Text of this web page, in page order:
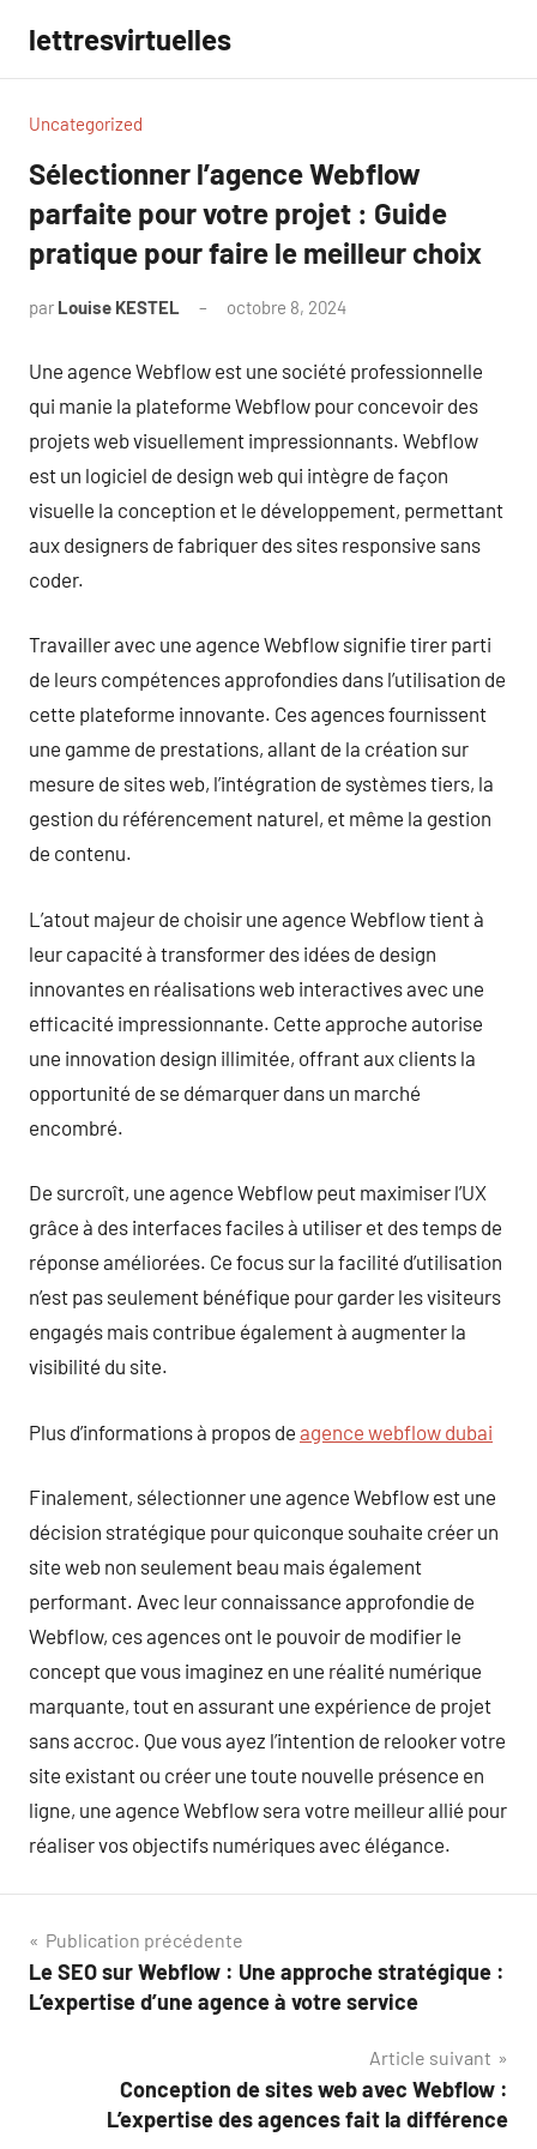
contenu
lettresvirtuelles
Uncategorized
Sélectionner l’agence Webflow
parfaite pour votre projet : Guide
pratique pour faire le meilleur choix
par Louise KESTEL octobre 8, 2024
Une agence Webflow est une société professionnelle
qui manie la plateforme Webflow pour concevoir des
projets web visuellement impressionnants. Webflow
est un logiciel de design web qui intègre de façon
visuelle la conception et le développement, permettant
aux designers de fabriquer des sites responsive sans
coder.
Travailler avec une agence Webflow signifie tirer parti
de leurs compétences approfondies dans l’utilisation de
cette plateforme innovante. Ces agences fournissent
une gamme de prestations, allant de la création sur
mesure de sites web, l’intégration de systèmes tiers, la
gestion du référencement naturel, et même la gestion
de contenu.
L’atout majeur de choisir une agence Webflow tient à
leur capacité à transformer des idées de design
innovantes en réalisations web interactives avec une
efficacité impressionnante. Cette approche autorise
une innovation design illimitée, offrant aux clients la
opportunité de se démarquer dans un marché
encombré.
De surcroît, une agence Webflow peut maximiser l’UX
grâce à des interfaces faciles à utiliser et des temps de
réponse améliorées. Ce focus sur la facilité d’utilisation
n’est pas seulement bénéfique pour garder les visiteurs
engagés mais contribue également à augmenter la
visibilité du site.
Plus d’informations à propos de agence webflow dubai
Finalement, sélectionner une agence Webflow est une
décision stratégique pour quiconque souhaite créer un
site web non seulement beau mais également
performant. Avec leur connaissance approfondie de
Webflow, ces agences ont le pouvoir de modifier le
concept que vous imaginez en une réalité numérique
marquante, tout en assurant une expérience de projet
sans accroc. Que vous ayez l’intention de relooker votre
site existant ou créer une toute nouvelle présence en
ligne, une agence Webflow sera votre meilleur allié pour
réaliser vos objectifs numériques avec élégance.
Navigation
de
Publication précédente
Le SEO sur Webflow : Une approche stratégique :
L’expertise d’une agence à votre service
Article suivant
Conception de sites web avec Webflow :
L’expertise des agences fait la différence